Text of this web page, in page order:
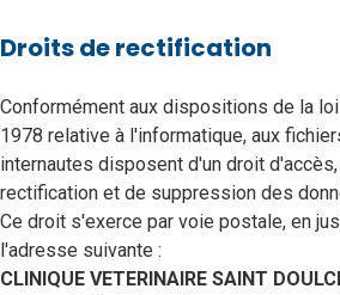
Droits de rectification
Conformément aux dispositions de la
1978 relative à l'informatique, aux
internautes disposent d'un droit
rectification et de suppression des
Ce droit s'exerce par voie postale, en
l'adresse suivante :
CLINIQUE VETERINAIRE SAINT